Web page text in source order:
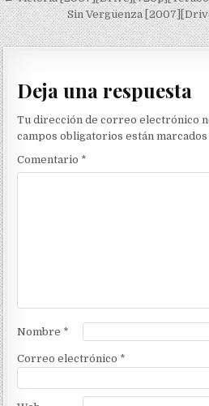
Sin Vergüenza
Deja una respuesta
Tu dirección de correo electrónico
campos obligatorios están marcados
Comentario *
Nombre *
Correo electrónico *